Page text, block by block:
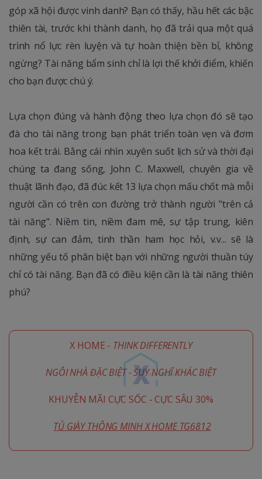
góp xã hội được vinh danh? Bạn có thấy, hầu hết các bậc
thiên tài, trước khi thành danh, họ đã trải qua một quá
trình nổ lực rèn luyện và tự hoàn thiện bền bỉ, không
ngừng? Tài năng bẩm sinh chỉ là lợi thế khởi điểm, khiến
cho bạn được chú ý.
Lựa chọn đúng và hành động theo lựa chọn đó sẽ tạo
đà cho tài năng trong bạn phát triển toàn vẹn và đơm
hoa kết trái. Bằng cái nhìn xuyên suốt lịch sử và thời đại
chúng ta đang sống, John C. Maxwell, chuyên gia về
thuật lãnh đạo, đã đúc kết 13 lựa chọn mấu chốt mà mỗi
người cần có trên con đường trở thành người "trên cả
tài năng". Niềm tin, niềm đam mê, sự tập trung, kiên
định, sự can đảm, tinh thần ham học hỏi, v.v... sẽ là
những yếu tố phân biệt bạn với những người thuần túy
chỉ có tài năng. Bạn đã có điều kiện cần là tài năng thiên
phú?
X HOME - THINK DIFFERENTLY
NGÔI NHÀ ĐẶC BIỆT - SUY NGHĨ KHÁC BIỆT
KHUYỄN MÃI CỰC SỐC - CỰC SÂU 30%
TỦ GIÀY THÔNG MINH X HOME TG6812